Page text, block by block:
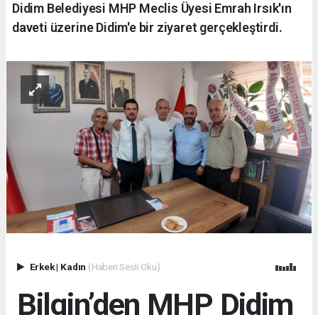
Didim Belediyesi MHP Meclis Üyesi Emrah Irsık'ın
daveti üzerine Didim'e bir ziyaret gerçekleştirdi.
Erkek| Kadın (Haberi Sesli Oku)
Bilgin’den MHP Didim